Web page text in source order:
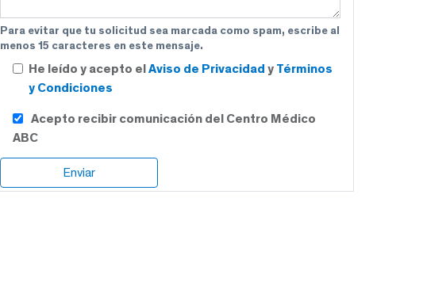
Para evitar que tu solicitud sea marcada como spam, escribe al
menos 15 caracteres en este mensaje.
He leído y acepto elAviso de Privacidad y Términos
y Condiciones
Acepto recibir comunicación del Centro Médico
ABC